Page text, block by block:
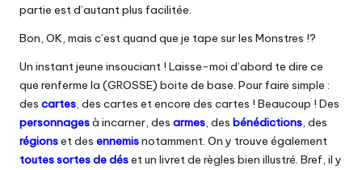
partie est d’autant plus facilitée.
Bon, OK, mais c’est quand que je tape sur les Monstres !?
Un instant jeune insouciant ! Laisse-moi d’abord te dire ce
que renferme la (GROSSE) boite de base. Pour faire simple :
des cartes, des cartes et encore des cartes ! Beaucoup ! Des
personnagesà incarner, des armes, des bénédictions, des
régionset des ennemisnotamment. On y trouve également
toutes sortes de déset un livret de règles bien illustré. Bref, il y